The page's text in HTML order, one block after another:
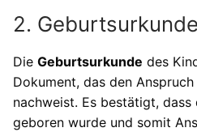
2.
Die Geburtsurkunde des
Dokument, das den
nachweist. Es bestätigt,
geboren wurde und somit